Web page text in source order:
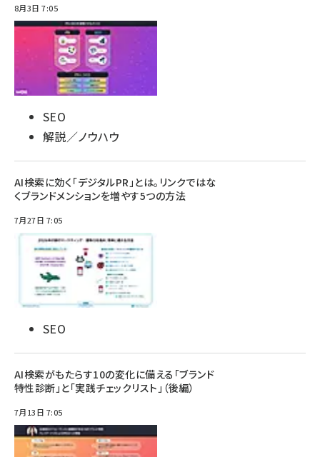
8月3日 7:05
SEO
解説／ノウハウ
AI検索に効く「デジタルPR」とは。リンクではな
くブランドメンションを増やす5つの方法
7月27日 7:05
SEO
AI検索がもたらす10の変化に備える「ブランド
特性診断」と「実践チェックリスト」（後編）
7月13日 7:05